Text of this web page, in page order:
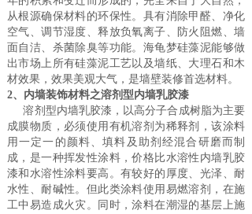
从根源确保材料的环保性。具有消除甲醛、净化
空气、调节湿度、释放负氧离子、防火阻燃、墙
面自洁、杀菌除臭等功能。海龟梦硅藻泥能够做
出市场上所有硅藻泥工艺以及墙纸、大理石和木
材效果，效果美观大气，是墙壁装修首选材料。
2、内墙装饰材料之溶剂型内墙乳胶漆
溶剂型内墙乳胶漆，以高分子合成树脂为主要
成膜物质，必须使用有机溶剂为稀释剂，该涂料
用一定一的颜料、填料及助剂经混合研磨而制
成，是一种挥发性涂料，价格比水溶性内墙乳胶
漆和水溶性涂料要高。有较好的厚度、光泽、耐
水性、耐碱性。但此类涂料使用易燃溶剂，在施
工中易造成火灾。同时，涂料在潮湿的基层上施